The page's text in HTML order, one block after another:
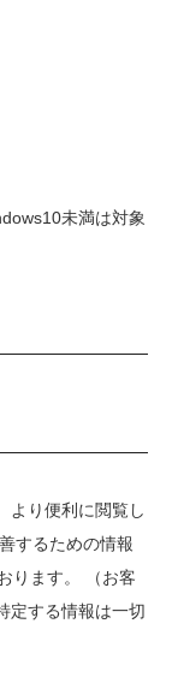
未満は対象
より便利に閲覧し
するための情報
ります。 （お客
定する情報は一切